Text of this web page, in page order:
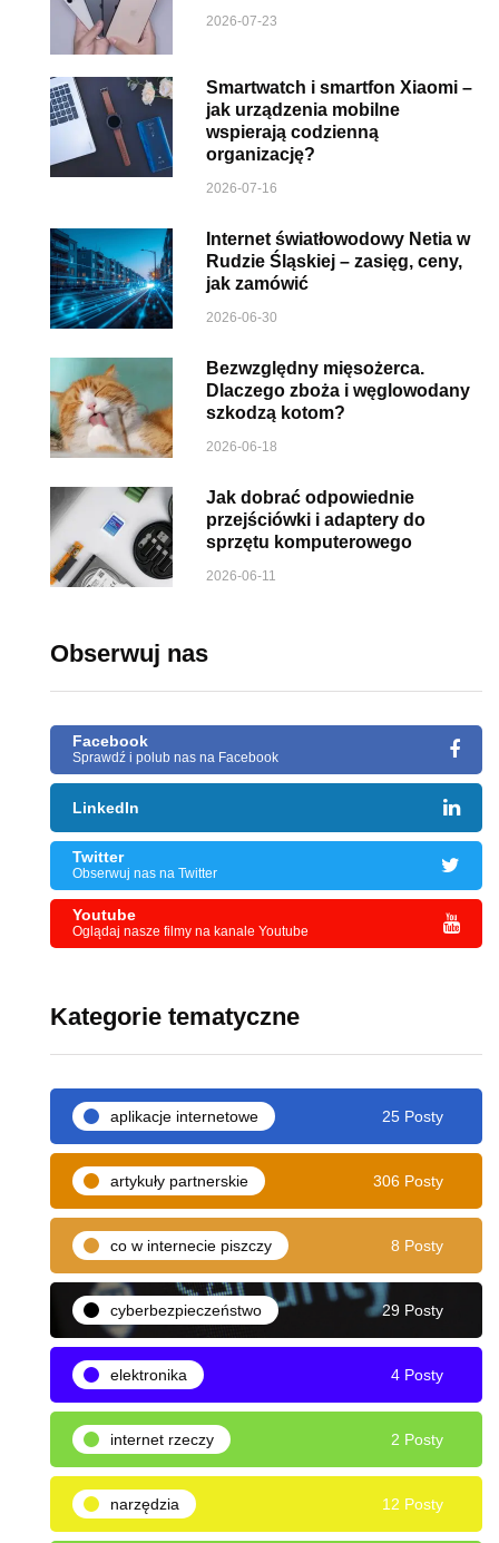
2026-07-23
Smartwatch i smartfon Xiaomi –
jak urządzenia mobilne
wspierają codzienną
organizację?
2026-07-16
Internet światłowodowy Netia w
Rudzie Śląskiej – zasięg, ceny,
jak zamówić
2026-06-30
Bezwzględny mięsożerca.
Dlaczego zboża i węglowodany
szkodzą kotom?
2026-06-18
Jak dobrać odpowiednie
przejściówki i adaptery do
sprzętu komputerowego
2026-06-11
Obserwuj nas
Facebook
Sprawdź i polub nas na Facebook
LinkedIn
Twitter
Obserwuj nas na Twitter
Youtube
Oglądaj nasze filmy na kanale Youtube
Kategorie tematyczne
aplikacje internetowe 25 Posty
artykuły partnerskie 306 Posty
co w internecie piszczy 8 Posty
cyberbezpieczeństwo 29 Posty
elektronika 4 Posty
internet rzeczy 2 Posty
narzędzia 12 Posty